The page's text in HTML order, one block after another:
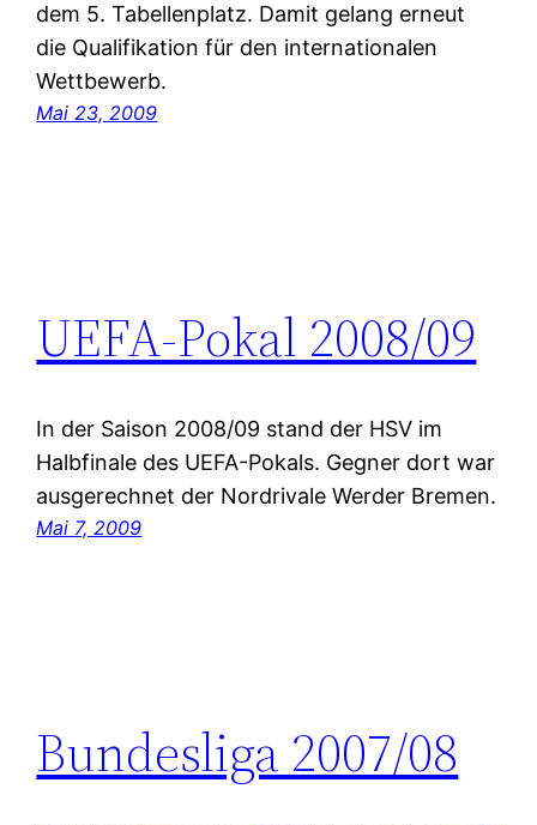
dem 5. Tabellenplatz. Damit gelang erneut
die Qualifikation für den internationalen
Wettbewerb.
Mai 23, 2009
UEFA-Pokal 2008/09
In der Saison 2008/09 stand der HSV im
Halbfinale des UEFA-Pokals. Gegner dort war
ausgerechnet der Nordrivale Werder Bremen.
Mai 7, 2009
Bundesliga 2007/08